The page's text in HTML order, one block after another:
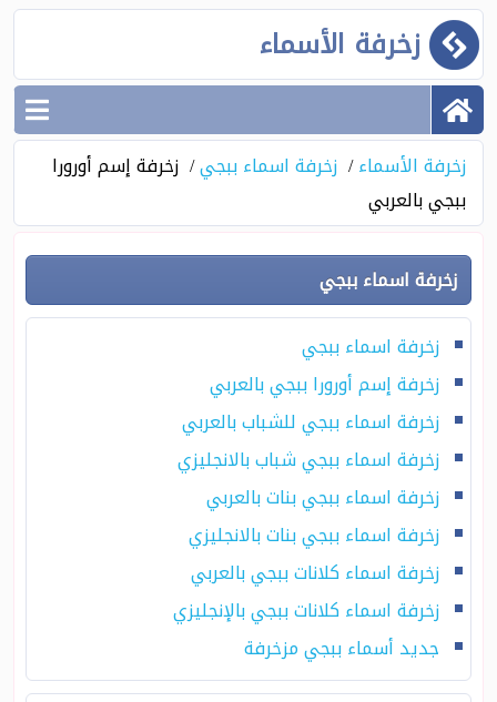
زخرفة الأسماء
زخرفة الأسماء زخرفة اسماء ببجي
زخرفة إسم أورورا
ببجي بالعربي
زخرفة اسماء ببجي
زخرفة اسماء ببجي
زخرفة إسم أورورا ببجي بالعربي
زخرفة اسماء ببجي للشباب بالعربي
زخرفة اسماء ببجي شباب بالانجليزي
زخرفة اسماء ببجي بنات بالعربي
زخرفة اسماء ببجي بنات بالانجليزي
زخرفة اسماء كلانات ببجي بالعربي
زخرفة اسماء كلانات ببجي بالإنجليزي
جديد أسماء ببجي مزخرفة